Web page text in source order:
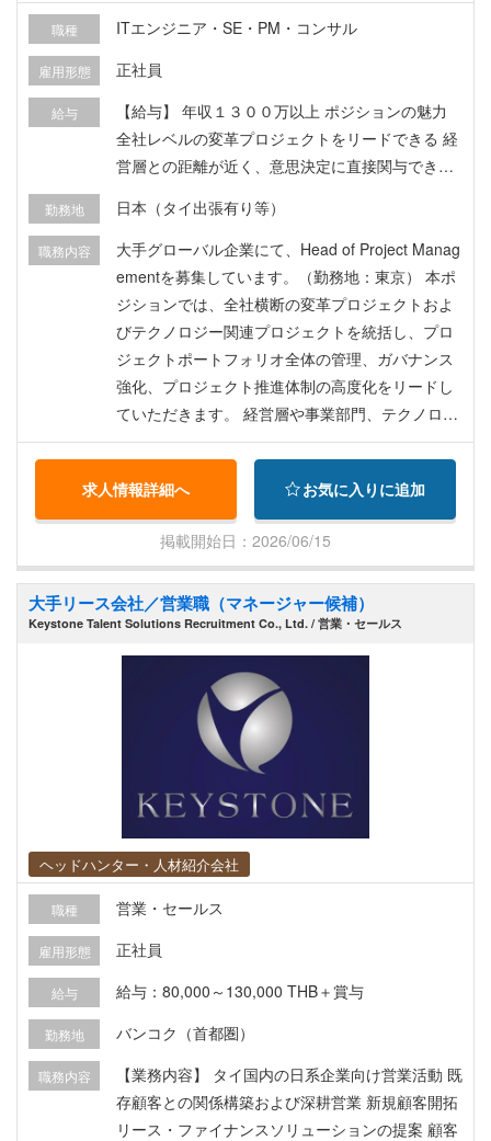
職種 ITエンジニア・SE・PM・コンサル
雇用形態 正社員
給与
【給与】 年収１３００万以上 ポジションの魅力
全社レベルの変革プロジェクトをリードできる 経
営層との距離が近く、意思決定に直接関与できる
ェクトマネジメント組織の強化・高度化に携われ
る
勤務地 日本（タイ出張有り等）
職務内容
大手グローバル企業にて、Head of Project Manag
ementを募集しています。（勤務地：東京） 本ポ
ジションでは、全社横断の変革プロジェクトおよ
びテクノロジー関連プロジェクトを統括し、プロ
ジェクトポートフォリオ全体の管理、ガバナンス
強化、プロジェクト推進体制の高度化をリードし
ていただきます。 経営層や事業部門、テクノロジ
ー部門と密接に連携しながら、組織全体の変革を
推進する非常に影響力の大きなポジションです。
【主な業務内容】 全社プロジェクトポートフォリ
オの管理・推進 プロジェクト管理基準およびガバ
ナンス体制の構築・改善 複数プロジェクトの進
捗、予算、リスク管理 経営層向けレポーティング
および意思決定支援 各部門との連携によるプロジ
ェクト推進 プロジェクトマネジメントチームのマ
ネジメント・育成 PMO機能の強化および組織成熟
度向上 全社変革プログラムの推進
求人情報詳細へ お気に入りに追加
掲載開始日：2026/06/15
大手リース会社／営業職（マネージャー候補）
Keystone Talent Solutions Recruitment Co., Ltd. / 営業・セールス
ヘッドハンター・人材紹介会社
職種 営業・セールス
雇用形態 正社員
給与 給与：80,000～130,000 THB＋賞与
勤務地 バンコク（首都圏）
職務内容
【業務内容】 タイ国内の日系企業向け営業活動 既
存顧客との関係構築および深耕営業 新規顧客開拓
リース・ファイナンスソリューションの提案 顧客